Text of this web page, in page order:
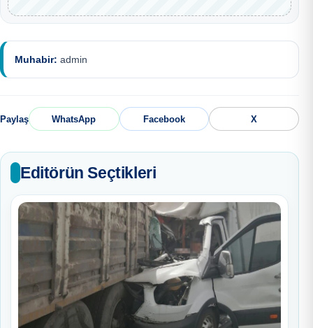
Muhabir: admin
Paylaş WhatsApp Facebook X
Editörün Seçtikleri